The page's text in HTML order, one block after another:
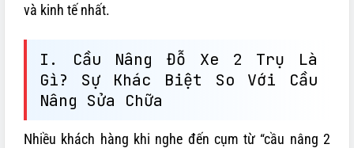
và kinh tế nhất.
I. Cầu Nâng Đỗ Xe 2 Trụ Là
Gì? Sự Khác Biệt So Với Cầu
Nâng Sửa Chữa
Nhiều khách hàng khi nghe đến cụm từ “cầu nâng 2